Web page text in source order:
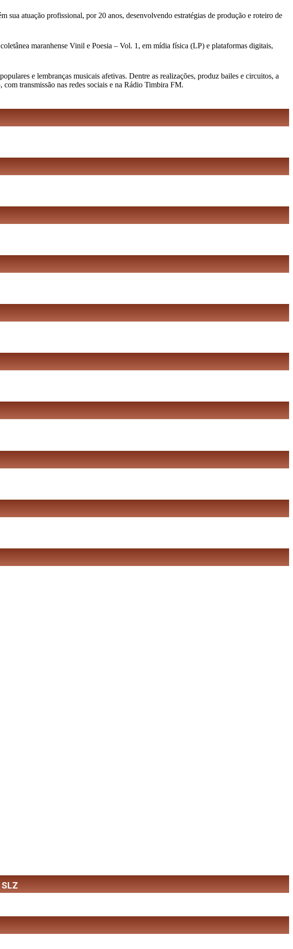
atuação profissional, por 20 anos, desenvolvendo estratégias de produção e roteiro de
maranhense Vinil e Poesia – Vol. 1, em mídia física (LP) e plataformas digitais,
e lembranças musicais afetivas. Dentre as realizações, produz bailes e circuitos, a
transmissão nas redes sociais e na Rádio Timbira FM.
SLZ